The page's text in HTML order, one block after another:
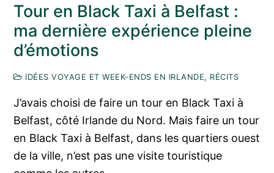
Tour en Black Taxi à Belfast :
ma dernière expérience pleine
d’émotions
IDÉES VOYAGE ET WEEK-ENDS EN IRLANDE, RÉCITS
J’avais choisi de faire un tour en Black Taxi à
Belfast, côté Irlande du Nord. Mais faire un tour
en Black Taxi à Belfast, dans les quartiers ouest
de la ville, n’est pas une visite touristique